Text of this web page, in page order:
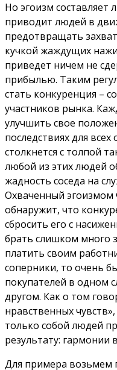
Но эгоизм
приводит людей в
предотвращать
кучкой жаждущих
приведет ничем не
прибылью. Таким
стать конкуренция –
участников рынка.
улучшить свое
последствиях для
столкнется с толпой
любой из этих людей
жадность соседа на
Охваченный эгоизмом
обнаружит, что
сбросить его с
брать слишком много
платить своим
соперники, то очень
покупателей в одном
другом. Как о том
нравственных
только собой людей
результату: гармонии
Для примера возьмем